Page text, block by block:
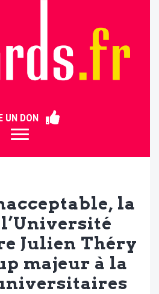
UN DON
la
Julien Théry
majeur à la